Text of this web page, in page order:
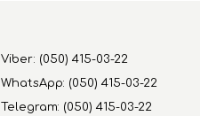
Viber: (050) 415-03-22
WhatsApp: (050) 415-03-22
Telegram: (050) 415-03-22